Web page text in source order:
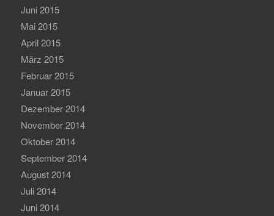
Juni 2015
Mai 2015
April 2015
März 2015
Februar 2015
Januar 2015
Dezember 2014
November 2014
Oktober 2014
September 2014
August 2014
Juli 2014
Juni 2014